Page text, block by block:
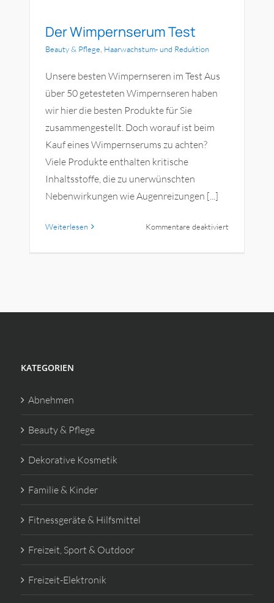
Der Wimpernserum Test
Beauty & Pflege Haarwachstum- und Reduktion
Unsere besten Wimpernseren im Test Aus
über 50 getesteten Wimpernseren haben
wir hier die besten Produkte für Sie
zusammengestellt. Doch worauf ist beim
Kauf eines Wimpernserums zu achten?
Viele Produkte enthalten kritische
Inhaltsstoffe, die zu unerwünschten
Nebenwirkungen wie Augenreizungen [...]
Weiterlesen Kommentare deaktiviert
KATEGORIEN
Abnehmen
Beauty & Pflege
Dekorative Kosmetik
Familie & Kinder
Fitnessgeräte & Hilfsmittel
Freizeit, Sport & Outdoor
Freizeit-Elektronik